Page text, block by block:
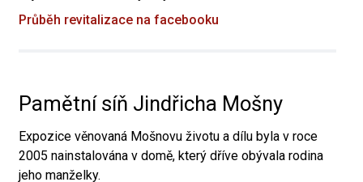
Průběh revitalizace na facebooku
Pamětní síň Jindřicha Mošny
Expozice věnovaná Mošnovu životu a dílu byla v roce
2005 nainstalována v domě, který dříve obývala rodina
jeho manželky.